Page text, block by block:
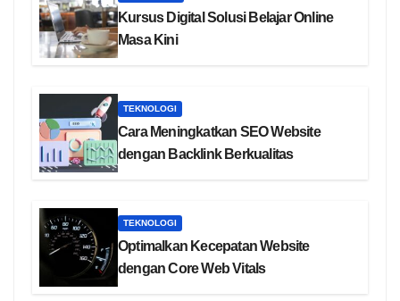
Kursus Digital Solusi Belajar Online
Masa Kini
TEKNOLOGI
Cara Meningkatkan SEO Website
dengan Backlink Berkualitas
TEKNOLOGI
Optimalkan Kecepatan Website
dengan Core Web Vitals